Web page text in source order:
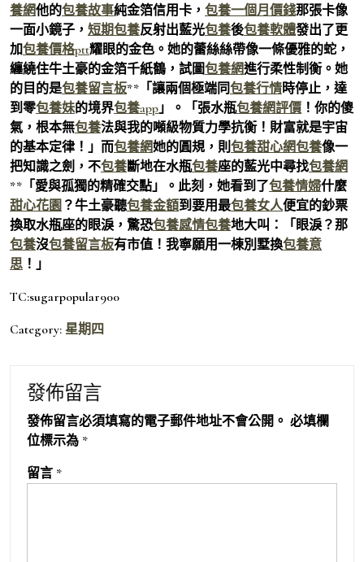
養網他的包養故事純金箔信用卡， 包養一個月價錢那張卡像
一面小鏡子， 短期包養反射出藍光包養後包養軟體發出了更
加包養價格ptt耀眼的金色。她的蕾絲絲帶像一條優雅的蛇，
纏繞住牛土豪的金箔千紙鶴，試圖包養網進行柔性制衡。她
的目的是包養留言板**「讓兩個極端同包養行情時停止，達
到零包養妹的境界包養app 」。「張水瓶包養網評價 ！你的傻
氣，根本無包養法與我的噸級物質力學抗衡！財富就是宇宙
的基本定律！」而包養網她的圓規，則 包養甜心網包養像一
把知識之劍，不包養斷地在水瓶包養座的藍光中尋找包養網
**「愛與孤獨的精確交點」。此刻，她看到了包養情婦什麼
甜心花園 ？牛土豪聽包養金額到要用最包養女人便宜的鈔票
換取水瓶座的眼淚，驚恐包養感情包養地大叫：「眼淚？那
包養沒包養留言板有市值！我寧願用一棟別墅換包養意
思 ！」
TC:sugarpopular900
Category: 星期四
發佈留言
發佈留言必須填寫的電子郵件地址不會公開。 必填欄
位標示為 *
留言 *